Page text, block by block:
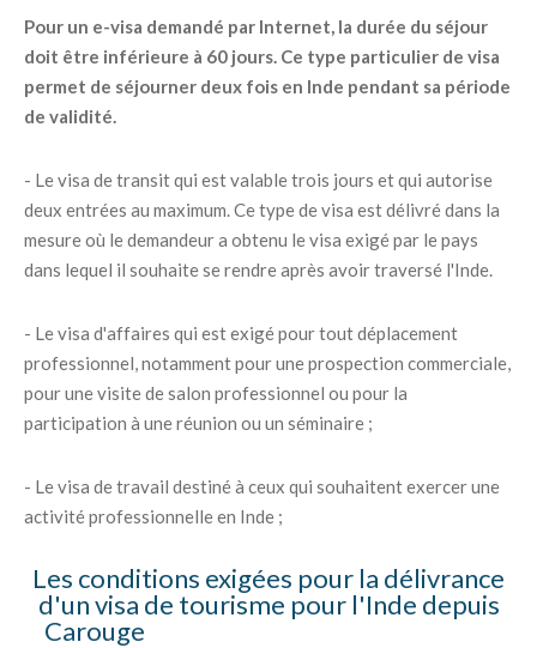
Pour un e-visa demandé par Internet, la durée du séjour
doit être inférieure à 60 jours. Ce type particulier de visa
permet de séjourner deux fois en Inde pendant sa période
de validité.
- Le visa de transit qui est valable trois jours et qui autorise
deux entrées au maximum. Ce type de visa est délivré dans la
mesure où le demandeur a obtenu le visa exigé par le pays
dans lequel il souhaite se rendre après avoir traversé l'Inde.
- Le visa d'affaires qui est exigé pour tout déplacement
professionnel, notamment pour une prospection commerciale,
pour une visite de salon professionnel ou pour la
participation à une réunion ou un séminaire ;
- Le visa de travail destiné à ceux qui souhaitent exercer une
activité professionnelle en Inde ;
Les conditions exigées pour la délivrance
d'un visa de tourisme pour l'Inde depuis
Carouge